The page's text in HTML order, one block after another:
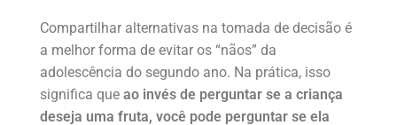
Compartilhar alternativas na tomada de decisão é
a melhor forma de evitar os “nãos” da
adolescência do segundo ano. Na prática, isso
significa que ao invés de perguntar se a criança
deseja uma fruta, você pode perguntar se ela